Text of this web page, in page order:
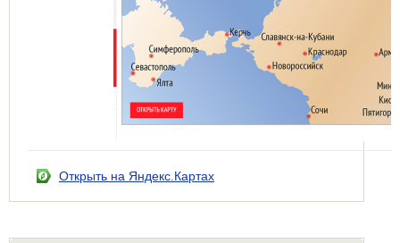
Открыть на Яндекс.Картах